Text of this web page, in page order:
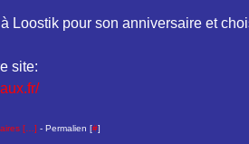
Loostik pour son anniversaire et
site:
[ ] - Permalien [#]